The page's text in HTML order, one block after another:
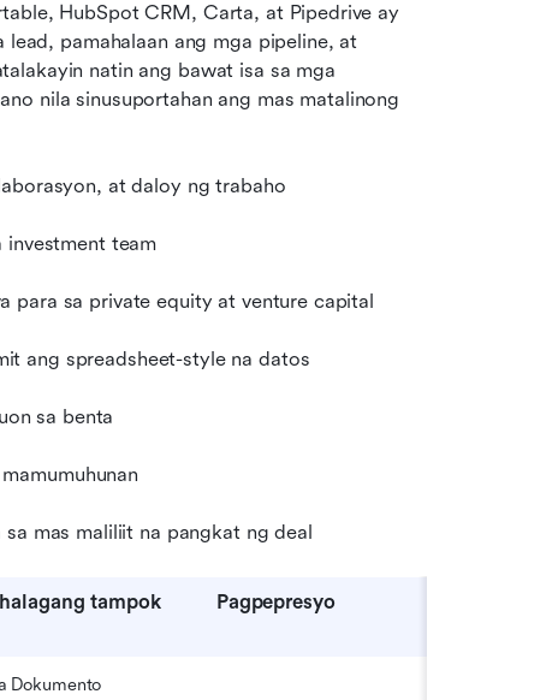
HubSpot CRM, Carta, at Pipedrive ay
pamahalaan ang mga pipeline, at
natin ang bawat isa sa mga
nila sinusuportahan ang mas matalinong
at daloy ng trabaho
team
para sa private equity at venture capital
ang spreadsheet-style na datos
sa benta
mas maliliit na pangkat ng deal
tampok Pagpepresyo
Dokumento